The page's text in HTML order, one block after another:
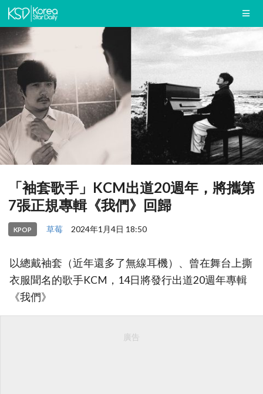
「袖套歌手」KCM出道20週年，將攜第
7張正規專輯《我們》回歸
KPOP 草莓 2024年1月4日 18:50
以總戴袖套（近年還多了無線耳機）、曾在舞台上撕
衣服聞名的歌手KCM，14日將發行出道20週年專輯
《我們》
廣告